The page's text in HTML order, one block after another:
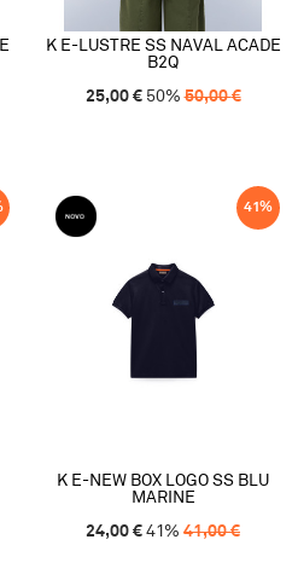
K E-LUSTRE SS NAVAL ACADE
B2Q
25,00 € 50% 50,00€
41%
K E-NEW BOX LOGO SS BLU
MARINE
24,00 € 41 % 41,00€